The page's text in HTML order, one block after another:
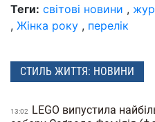
Теги: світові новини ,
, Жінка року , перелік
СТИЛЬ ЖИТТЯ: НОВИНИ
13:02
LEGO випустила